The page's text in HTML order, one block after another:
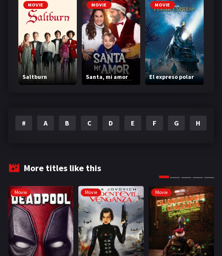
MOVIE
Saltburn
MOVIE
Santa, mi amor
MOVIE
El expreso polar
# A B C D E F G H
More titles like this
Movie Movie Movie